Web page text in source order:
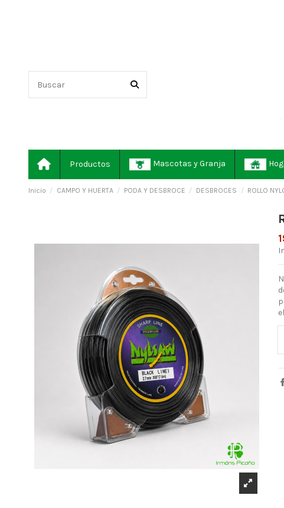
Productos Mascotas y Granja
Inicio CAMPO Y HUERTA PODA Y DESBROCE DESBROCES ROLLO